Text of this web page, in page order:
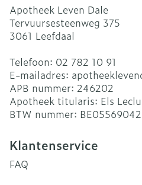
Apotheek Leven Dale
Tervuursesteenweg 375
3061 Leefdaal
Telefoon: 02 782 10 91
E-mailadres:
APB nummer: 246202
Apotheek titularis: Els
BTW nummer:
Klantenservice
FAQ